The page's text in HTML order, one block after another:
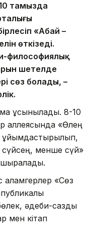
тамызда
«Абай –
өткізеді.
философиялық
шетелде
сөз болады, –
ұсынылады. 8-10
аллеясында «Өлең
ұйымдастырылып,
сүйсең, менше сүй»
қаламгерлер «Сөз
әдеби-сазды
мен кітап